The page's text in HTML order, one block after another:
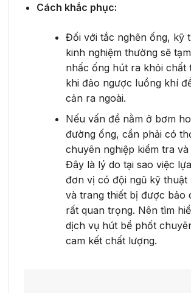
Cách khắc phục:
Đối với tắc nghẽn ống, kỹ
kinh nghiệm thường sẽ
nhấc ống hút ra khỏi chất
khi đảo ngược luồng khí
cản ra ngoài.
Nếu vấn đề nằm ở bơm
đường ống, cần phải có
chuyên nghiệp kiểm tra và
Đây là lý do tại sao việc
đơn vị có đội ngũ kỹ thuật
và trang thiết bị được bảo
rất quan trọng. Nên tìm
dịch vụ hút bể phốt
cam kết chất lượng.